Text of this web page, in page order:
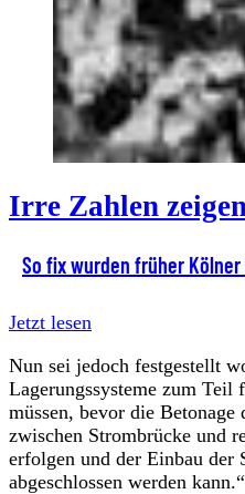
Irre Zahlen
So fix wurden früher
Jetzt lesen
Nun sei jedoch festgestellt
Lagerungssysteme zum Teil
müssen, bevor die
zwischen Strombrücke und
erfolgen und der Einbau der
abgeschlossen werden kann.“